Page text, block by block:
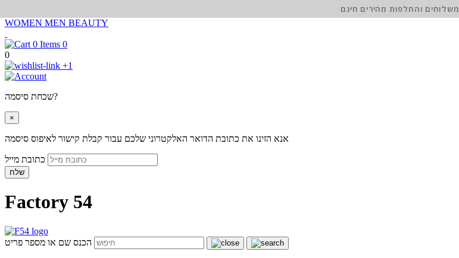
WOMEN MEN BEAUTY
0
0
+1
שכחת סיסמה?
×
אנא הזינו את כתובת הדואר האלקטרוני שלכם עבור קבלת קישור לאיפוס סיסמה
שלח
Factory 54
הכנס שם או מספר פריט
משלוחים והחלפות מהירים חינם